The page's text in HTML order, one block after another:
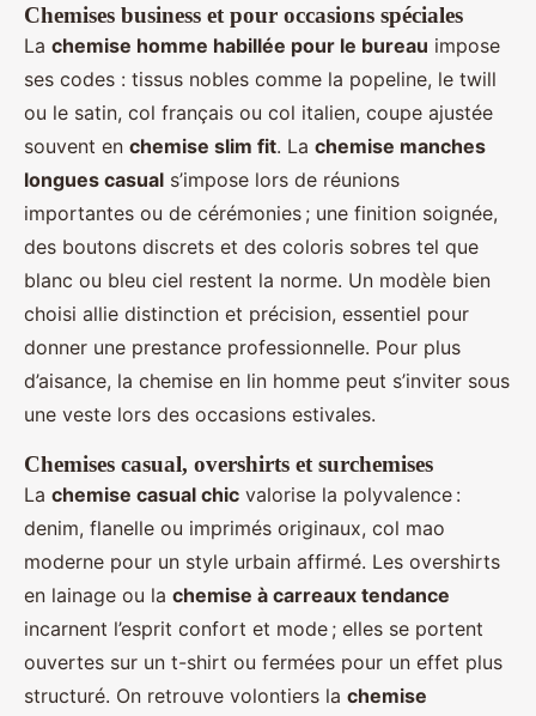
Chemises business et pour occasions spéciales
La chemise homme habillée pour le bureau impose
ses codes : tissus nobles comme la popeline, le twill
ou le satin, col français ou col italien, coupe ajustée
souvent en chemise slim fit. La chemise manches
longues casual s’impose lors de réunions
importantes ou de cérémonies ; une finition soignée,
des boutons discrets et des coloris sobres tel que
blanc ou bleu ciel restent la norme. Un modèle bien
choisi allie distinction et précision, essentiel pour
donner une prestance professionnelle. Pour plus
d’aisance, la chemise en lin homme peut s’inviter sous
une veste lors des occasions estivales.
Chemises casual, overshirts et surchemises
La chemise casual chic valorise la polyvalence :
denim, flanelle ou imprimés originaux, col mao
moderne pour un style urbain affirmé. Les overshirts
en lainage ou la chemise à carreaux tendance
incarnent l’esprit confort et mode ; elles se portent
ouvertes sur un t-shirt ou fermées pour un effet plus
structuré. On retrouve volontiers la chemise